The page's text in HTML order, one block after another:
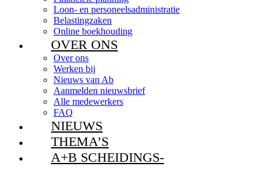
Loon- en personeelsadministratie
Belastingzaken
Online boekhouding
OVER ONS
Over ons
Werken bij
Nieuws van Ab
Aanmelden nieuwsbrief
Alle medewerkers
FAQ
NIEUWS
THEMA’S
A+B SCHEIDINGS-